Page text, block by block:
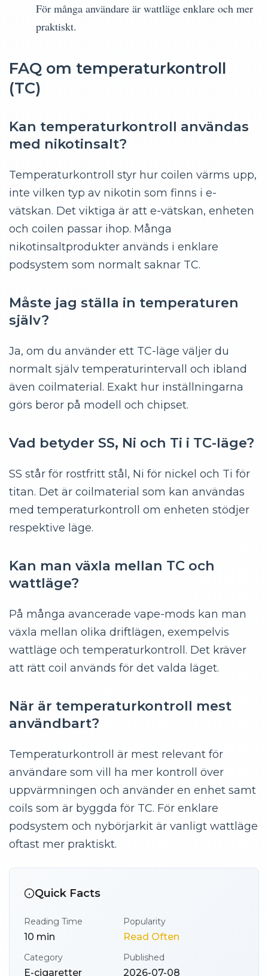
För många användare är wattläge enklare och mer
praktiskt.
FAQ om temperaturkontroll
(TC)
Kan temperaturkontroll användas
med nikotinsalt?
Temperaturkontroll styr hur coilen värms upp,
inte vilken typ av nikotin som finns i e-
vätskan. Det viktiga är att e-vätskan, enheten
och coilen passar ihop. Många
nikotinsaltprodukter används i enklare
podsystem som normalt saknar TC.
Måste jag ställa in temperaturen
själv?
Ja, om du använder ett TC-läge väljer du
normalt själv temperaturintervall och ibland
även coilmaterial. Exakt hur inställningarna
görs beror på modell och chipset.
Vad betyder SS, Ni och Ti i TC-läge?
SS står för rostfritt stål, Ni för nickel och Ti för
titan. Det är coilmaterial som kan användas
med temperaturkontroll om enheten stödjer
respektive läge.
Kan man växla mellan TC och
wattläge?
På många avancerade vape-mods kan man
växla mellan olika driftlägen, exempelvis
wattläge och temperaturkontroll. Det kräver
att rätt coil används för det valda läget.
När är temperaturkontroll mest
användbart?
Temperaturkontroll är mest relevant för
användare som vill ha mer kontroll över
uppvärmningen och använder en enhet samt
coils som är byggda för TC. För enklare
podsystem och nybörjarkit är vanligt wattläge
oftast mer praktiskt.
Quick Facts
Reading Time
10 min
Popularity
Read Often
Category
E-cigaretter
Published
2026-07-08